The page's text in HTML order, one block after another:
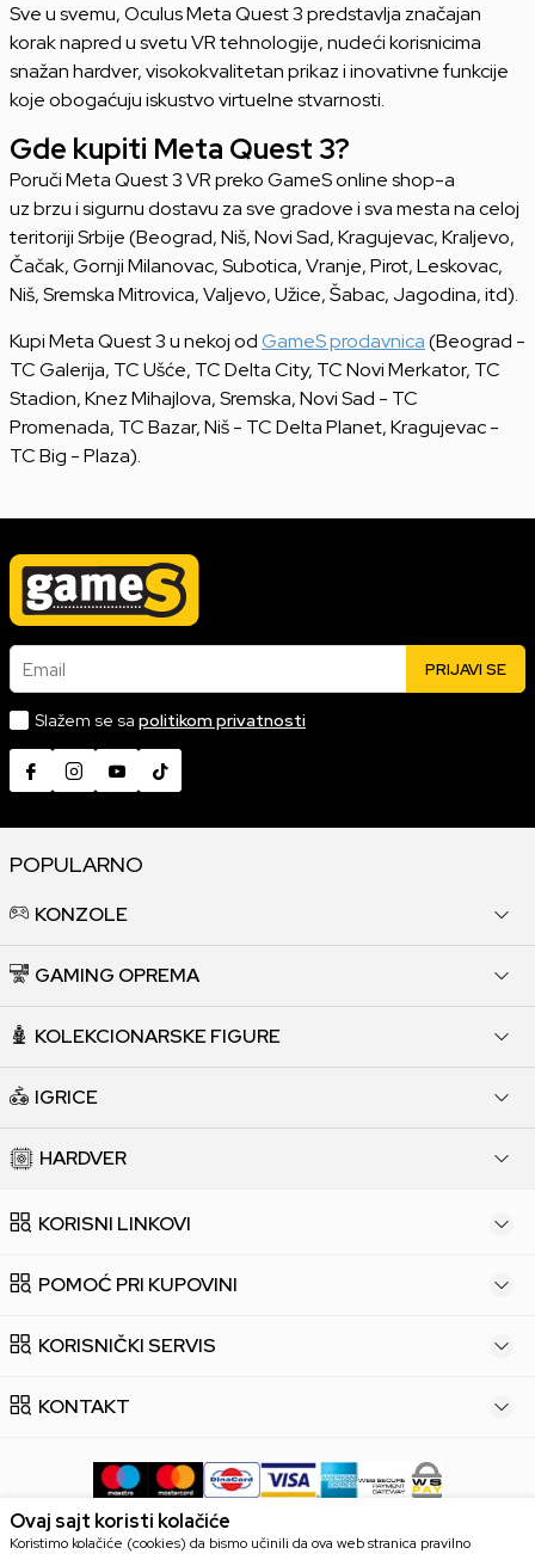
Sve u svemu, Oculus Meta Quest 3 predstavlja značajan
korak napred u svetu VR tehnologije, nudeći korisnicima
snažan hardver, visokokvalitetan prikaz i inovativne funkcije
koje obogaćuju iskustvo virtuelne stvarnosti.
Gde kupiti Meta Quest 3?
Poruči Meta Quest 3 VR preko GameS online shop-a
uz brzu i sigurnu dostavu za sve gradove i sva mesta na celoj
teritoriji Srbije (Beograd, Niš, Novi Sad, Kragujevac, Kraljevo,
Čačak, Gornji Milanovac, Subotica, Vranje, Pirot, Leskovac,
Niš, Sremska Mitrovica, Valjevo, Užice, Šabac, Jagodina, itd).
Kupi Meta Quest 3 u nekoj odGameS prodavnica(Beograd -
TC Galerija, TC Ušće, TC Delta City, TC Novi Merkator, TC
Stadion, Knez Mihajlova, Sremska, Novi Sad - TC
Promenada, TC Bazar, Niš - TC Delta Planet, Kragujevac -
TC Big - Plaza).
Email PRIJAVI SE
Slažem se sa politikom privatnosti
POPULARNO
KONZOLE
GAMING OPREMA
KOLEKCIONARSKE FIGURE
IGRICE
HARDVER
KORISNI LINKOVI
POMOĆ PRI KUPOVINI
KORISNIČKI SERVIS
KONTAKT
Ovaj sajt koristi kolačiće
Koristimo kolačiće (cookies) da bismo učinili da ova web stranica pravilno